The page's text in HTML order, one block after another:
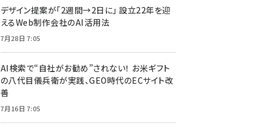
デザイン提案が「2週間→2日に」 設立22年を迎
えるWeb制作会社のAI活用法
7月28日 7:05
AI検索で“自社がお勧め”されない！ お米ギフト
の八代目儀兵衛が実践、GEO時代のECサイト改
善
7月16日 7:05